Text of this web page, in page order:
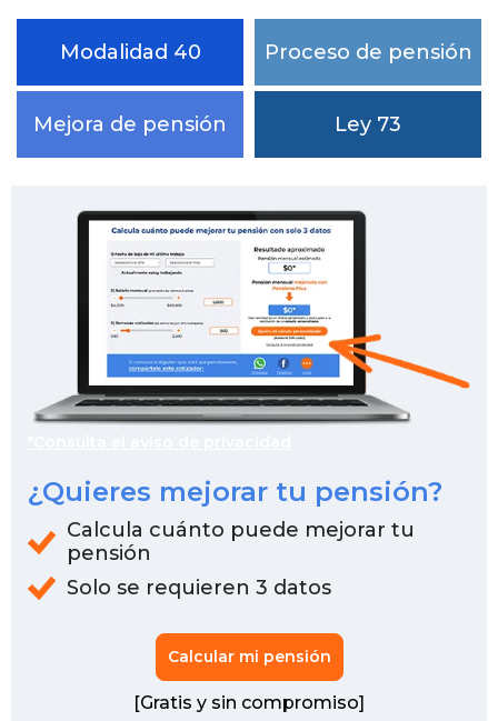
Modalidad 40 Proceso de pensión
Mejora de pensión Ley 73
¿Quieres mejorar tu pensión?
Calcula cuánto puede mejorar tu
pensión
Solo se requieren 3 datos
Calcular mi pensión
[Gratis y sin compromiso]